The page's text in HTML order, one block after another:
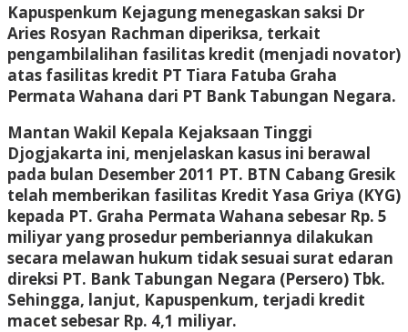
Kapuspenkum Kejagung menegaskan saksi Dr
Aries Rosyan Rachman diperiksa, terkait
pengambilalihan fasilitas kredit (menjadi novator)
atas fasilitas kredit PT Tiara Fatuba Graha
Permata Wahana dari PT Bank Tabungan Negara.
Mantan Wakil Kepala Kejaksaan Tinggi
Djogjakarta ini, menjelaskan kasus ini berawal
pada bulan Desember 2011 PT. BTN Cabang Gresik
telah memberikan fasilitas Kredit Yasa Griya (KYG)
kepada PT. Graha Permata Wahana sebesar Rp. 5
miliyar yang prosedur pemberiannya dilakukan
secara melawan hukum tidak sesuai surat edaran
direksi PT. Bank Tabungan Negara (Persero) Tbk.
Sehingga, lanjut, Kapuspenkum, terjadi kredit
macet sebesar Rp. 4,1 miliyar.